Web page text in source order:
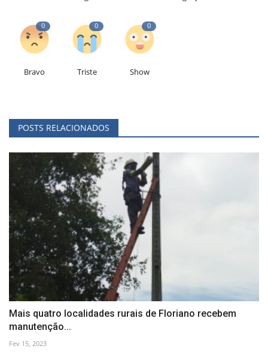
0
Bravo
0
Triste
0
Show
POSTS RELACIONADOS
Mais quatro localidades rurais de Floriano recebem
manutenção...
Fev 15, 2023